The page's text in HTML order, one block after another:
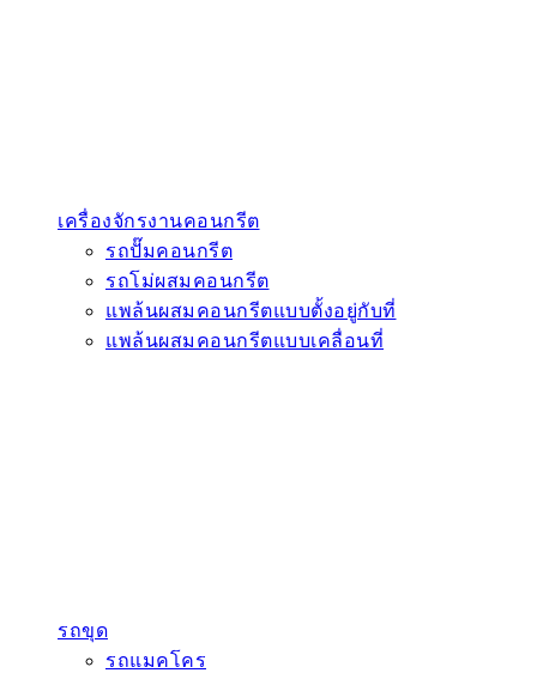
เครื่องจักรงานคอนกรีต
รถปั๊มคอนกรีต
รถโม่ผสมคอนกรีต
แพล้นผสมคอนกรีตแบบตั้งอยู่กับที่
แพล้นผสมคอนกรีตแบบเคลื่อนที่
รถขุด
รถแมคโคร